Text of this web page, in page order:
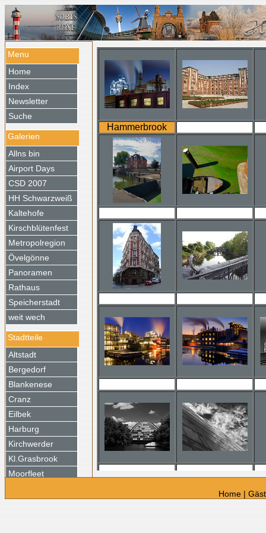
Menu
Home
Index
Newsletter
Suche
Galerien
Allns bin
Airport Days
CSD 2007
HH Schwarzweiß
Kaltehofe
Kirschblütenfest
Metropolregion
Övelgönne
Panoramen
Rathaus
Speicherstadt
weit wech
Stadtteile
Altstadt
Bergedorf
Blankenese
Cranz
Eilbek
Harburg
Kirchwerder
Kl.Grasbrook
Moorfleet
Reitbrook
Rothenburgsort
Hammerbrook
Home |